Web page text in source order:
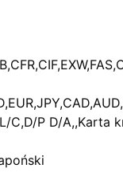
C,D/P D/A,,Karta